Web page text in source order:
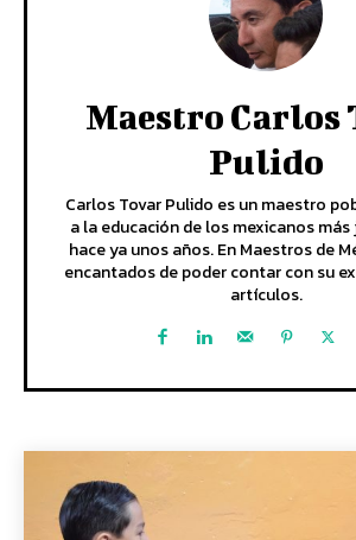
Maestro Carlos
Pulido
Carlos Tovar Pulido es un maestro
a la educación de los mexicanos
hace ya unos años. En Maestros de
encantados de poder contar con su
artículos.